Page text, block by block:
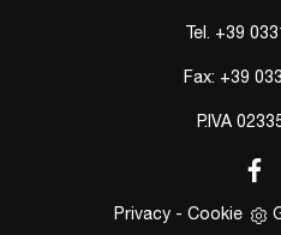
Tel. +39
Fax: +39
P.IVA
Privacy - Cookie